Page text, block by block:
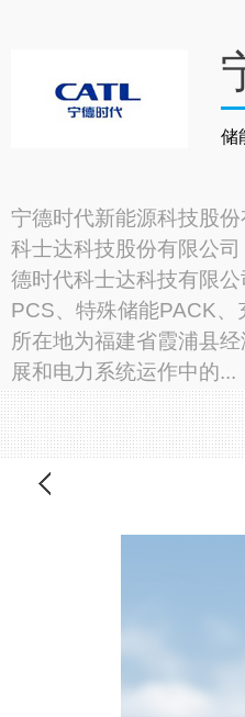
储
宁德时代新能源科技股
科士达科技股份有限公
德时代科士达科技有限
PCS、特殊储能PACK、
所在地为福建省霞浦县
展和电力系统运作中的...